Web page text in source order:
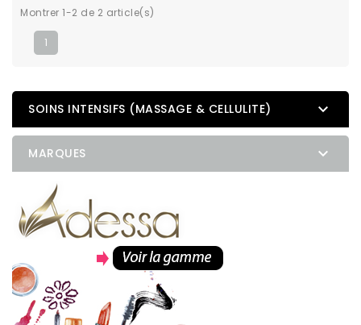
Montrer 1-2 de 2 article(s)
1
SOINS INTENSIFS (MASSAGE & CELLULITE) 
MARQUES 